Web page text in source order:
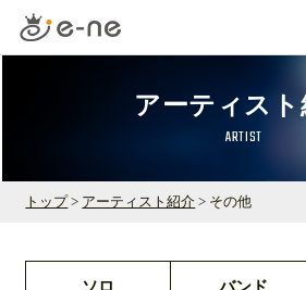
アーティスト
ARTIST
トップ > アーティスト紹介 > その他